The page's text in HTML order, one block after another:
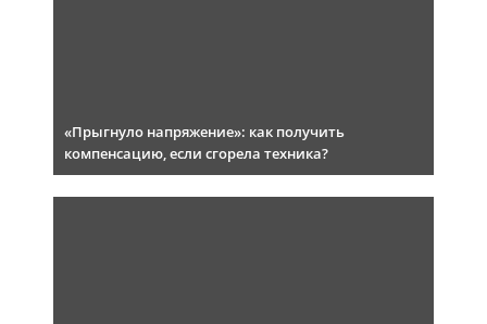
«Прыгнуло напряжение»: как получить
компенсацию, если сгорела техника?